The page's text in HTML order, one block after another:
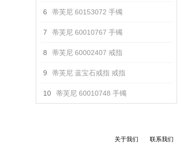
6 蒂芙尼 60153072 手镯
7 蒂芙尼 60010767 手镯
8 蒂芙尼 60002407 戒指
9 蒂芙尼 蓝宝石戒指 戒指
10 蒂芙尼 60010748 手镯
关于我们 联系我们